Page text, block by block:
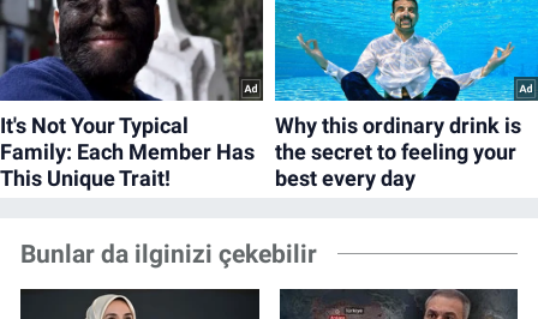
Bunlar da ilginizi çekebilir